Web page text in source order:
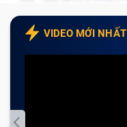
VIDEO MỚI NHẤT